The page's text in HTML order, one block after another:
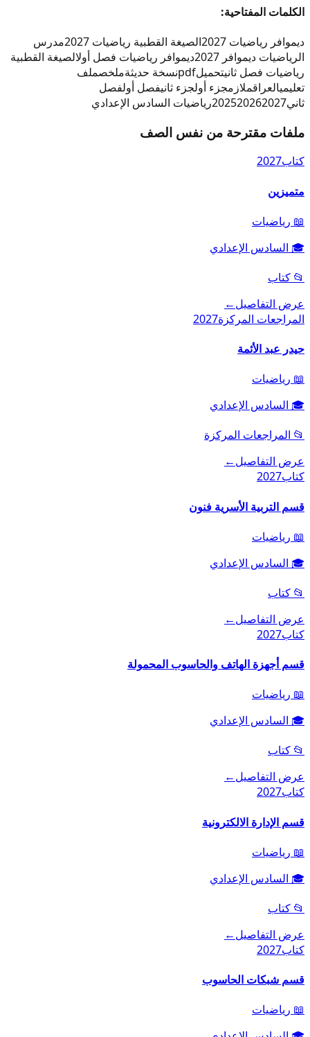
الكلمات المفتاحية:
ديموافر رياضيات 2027
الصيغة القطبية رياضيات 2027
مدرس
الرياضيات ديموافر 2027
ديموافر رياضيات فصل أولالصيغة القطبية
رياضيات فصل ثانيتحميلpdfنسخة حديثةملخصملف
تعليميالعراقملازمجزء أولجزء ثانيفصل أولفصل
ثاني
202520262027 رياضيات السادس الإعدادي
ملفات مقترحة من نفس الصف
كتاب2027
متميزين
📖 رياضيات
🎓 السادس الإعدادي
📂 كتاب
عرض التفاصيل←
المراجعات المركزة2027
حيدر عبد الأئمة
📖 رياضيات
🎓 السادس الإعدادي
📂 المراجعات المركزة
عرض التفاصيل←
كتاب2027
قسم التربية الأسرية فنون
📖 رياضيات
🎓 السادس الإعدادي
📂 كتاب
عرض التفاصيل←
كتاب2027
قسم أجهزة الهاتف والحاسوب المحمولة
📖 رياضيات
🎓 السادس الإعدادي
📂 كتاب
عرض التفاصيل←
كتاب2027
قسم الإدارة الالكترونية
📖 رياضيات
🎓 السادس الإعدادي
📂 كتاب
عرض التفاصيل←
كتاب2027
قسم شبكات الحاسوب
📖 رياضيات